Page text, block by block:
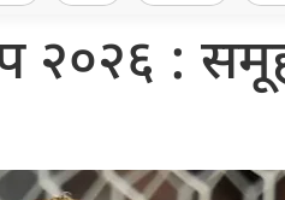
२०२६ :